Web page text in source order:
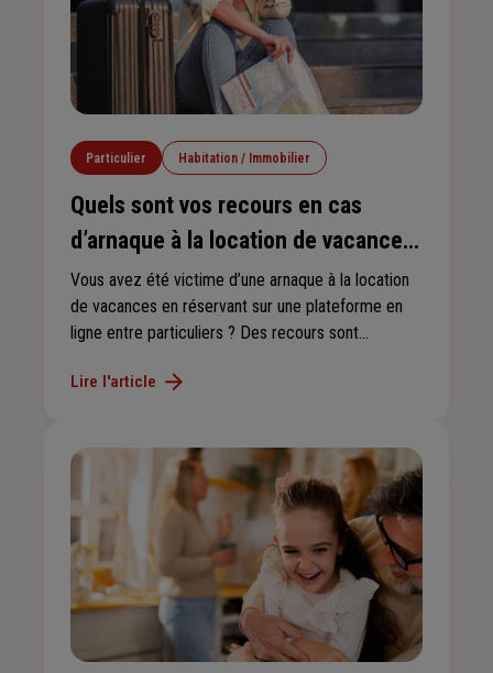
Particulier Habitation / Immobilier
Quels sont vos recours en cas
d’arnaque à la location de vacances
?
Vous avez été victime d’une arnaque à la location
de vacances en réservant sur une plateforme en
ligne entre particuliers ? Des recours sont
déjà effectué un paiement.
Lire l'article